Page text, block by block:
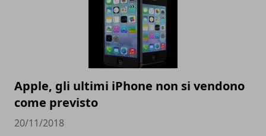
Apple, gli ultimi iPhone non si vendono
come previsto
20/11/2018